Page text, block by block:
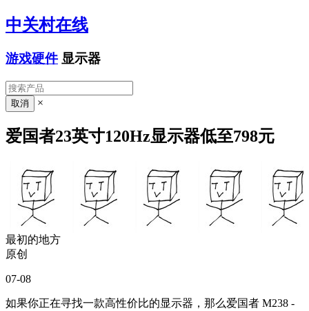
中关村在线
游戏硬件 显示器
×
爱国者23英寸120Hz显示器低至798元
最初的地方
原创
07-08
如果你正在寻找一款高性价比的显示器，那么爱国者 M238 -